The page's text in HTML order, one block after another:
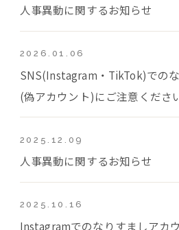
人事異動に関するお知らせ
2026.01.06
SNS(Instagram・TikTok)での
(偽アカウント)にご注意くださ
2025.12.09
人事異動に関するお知らせ
2025.10.16
Instagramでのなりすましアカ